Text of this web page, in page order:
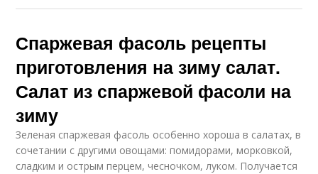
Спаржевая фасоль рецепты
приготовления на зиму салат.
Салат из спаржевой фасоли на
зиму
Зеленая спаржевая фасоль особенно хороша в салатах, в
сочетании с другими овощами: помидорами, морковкой,
сладким и острым перцем, чесночком, луком. Получается